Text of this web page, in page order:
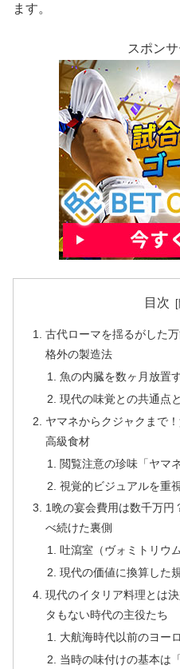
ます。
スポン
目次
古代ローマを揺るがした
格外の製造法
魚の内臓を数ヶ月放置
現代の味覚との共通点
ヤマネからクジャクまで
高級食材
閲覧注意の珍味「ヤマ
視覚的ビジュアルを重
1晩の宴会費用は数千万円
べ続けた裏側
吐瀉室（ヴォミトリウ
現代の価値に換算した
現代のイタリア料理とは
タもない時代の主役たち
大航海時代以前のヨー
当時の味付けの基本は